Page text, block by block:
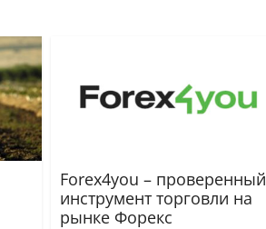
Forex4you – проверенный
инструмент торговли на
рынке Форекс